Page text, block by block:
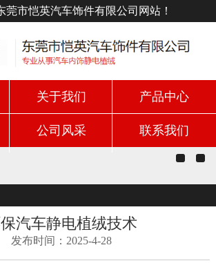
莞市恺英汽车饰件有限公司网站！
关于我们 产品中心
公司风采 联系我们
汽车静电植绒技术
发布时间：2025-4-28